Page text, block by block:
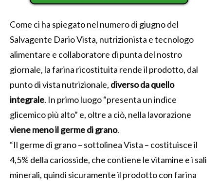
Come ci ha spiegato nel numero di giugno del
Salvagente Dario Vista, nutrizionista e tecnologo
alimentare e collaboratore di punta del nostro
giornale, la farina ricostituita rende il prodotto, dal
punto di vista nutrizionale, diverso da quello
integrale. In primo luogo “presenta un indice
glicemico più alto” e, oltre a ciò, nella lavorazione
viene meno il germe di grano.
“Il germe di grano – sottolinea Vista – costituisce il
4,5% della cariosside, che contiene le vitamine e i sali
minerali, quindi sicuramente il prodotto con farina